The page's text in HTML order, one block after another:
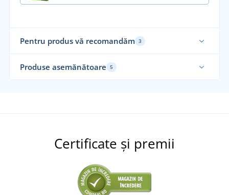
Pentru produs vă recomandăm 3
Produse asemănătoare 5
Certificate și premii